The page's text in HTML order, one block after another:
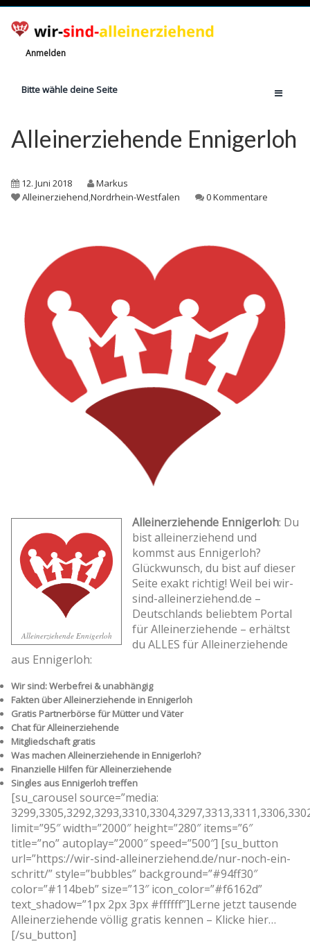
Anmelden
Bitte wähle deine Seite
Jetzt registrieren!
Anzahl Alleinerziehende
Wissen
Rechte
Alleinerziehende Ennigerloh
12. Juni 2018
Markus
Alleinerziehend,Nordrhein-Westfalen 0 Kommentare
Alleinerziehende Ennigerloh
Alleinerziehende Ennigerloh: Du
bist alleinerziehend und
kommst aus Ennigerloh?
Glückwunsch, du bist auf dieser
Seite exakt richtig! Weil bei wir-
sind-alleinerziehend.de –
Deutschlands beliebtem Portal
für Alleinerziehende – erhältst
du ALLES für Alleinerziehende
aus Ennigerloh:
Wir sind: Werbefrei & unabhängig
Fakten über Alleinerziehende in Ennigerloh
Gratis Partnerbörse für Mütter und Väter
Chat für Alleinerziehende
Mitgliedschaft gratis
Was machen Alleinerziehende in Ennigerloh?
Finanzielle Hilfen für Alleinerziehende
Singles aus Ennigerloh treffen
[su_carousel source=”media:
limit=”95″ width=”2000″ height=”280″ items=”6″
title=”no” autoplay=”2000″ speed=”500″] [su_button
url=”https://wir-sind-alleinerziehend.de/nur-noch-ein-
schritt/” style=”bubbles” background=”#94ff30″
color=”#114beb” size=”13″ icon_color=”#f6162d”
text_shadow=”1px 2px 3px #ffffff”]Lerne jetzt tausende
Alleinerziehende völlig gratis kennen – Klicke hier…
[/su_button]